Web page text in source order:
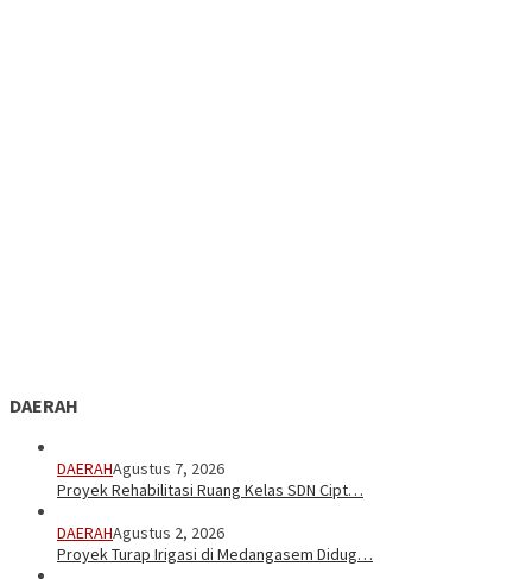
DAERAH
DAERAHAgustus 7, 2026
Proyek Rehabilitasi Ruang Kelas SDN Cipt…
DAERAHAgustus 2, 2026
Proyek Turap Irigasi di Medangasem Didug…